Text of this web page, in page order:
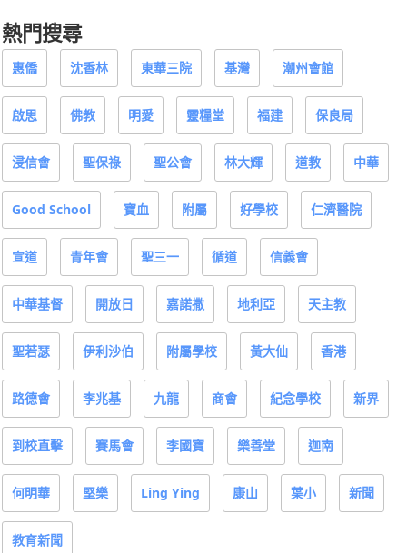
熱門搜尋
惠僑 沈香林 東華三院 基灣 潮州會館
啟思 佛教 明愛 靈糧堂 福建 保良局
浸信會 聖保祿 聖公會 林大輝 道教 中華
Good School 寶血 附屬 好學校 仁濟醫院
宣道 青年會 聖三一 循道 信義會
中華基督 開放日 嘉諾撒 地利亞 天主教
聖若瑟 伊利沙伯 附屬學校 黃大仙 香港
路德會 李兆基 九龍 商會 紀念學校 新界
到校直擊 賽馬會 李國寶 樂善堂 迦南
何明華 堅樂 Ling Ying 康山 葉小 新聞
教育新聞